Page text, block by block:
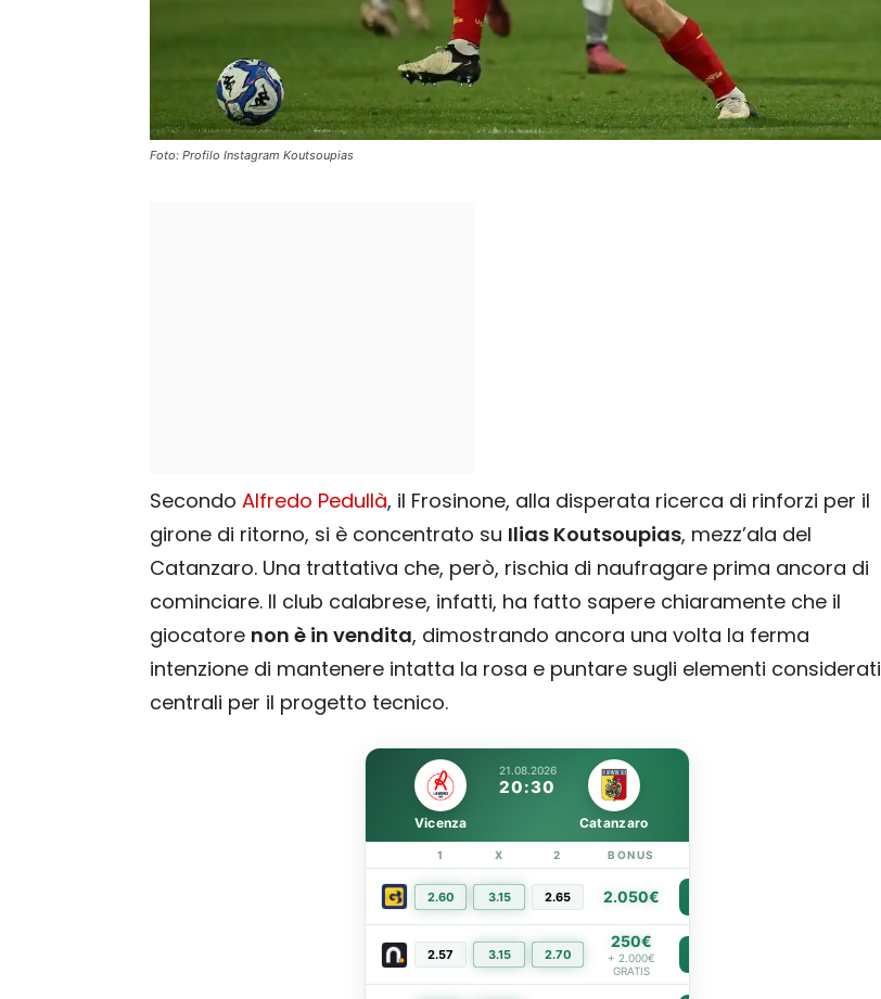
Foto: Profilo Instagram Koutsoupias
Secondo Alfredo Pedullà, il Frosinone, alla disperata ricerca di rinforzi per il
girone di ritorno, si è concentrato su Ilias Koutsoupias, mezz’ala del
Catanzaro. Una trattativa che, però, rischia di naufragare prima ancora di
cominciare. Il club calabrese, infatti, ha fatto sapere chiaramente che il
giocatore non è in vendita, dimostrando ancora una volta la ferma
intenzione di mantenere intatta la rosa e puntare sugli elementi considerati
centrali per il progetto tecnico.
21.08.2026
20:30
Vicenza Catanzaro
1 X 2 BONUS
2.60 3.15 2.65 2.050€
2.57 3.15 2.70
250€
+ 2.000€
GRATIS